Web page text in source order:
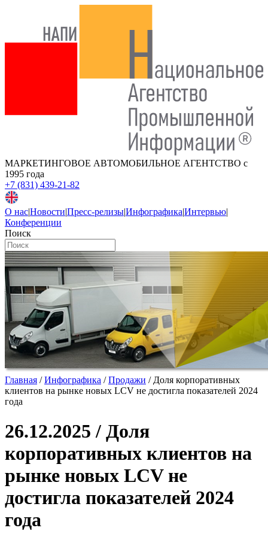
МАРКЕТИНГОВОЕ АВТОМОБИЛЬНОЕ АГЕНТСТВО с
1995 года
+7 (831) 439-21-82
О нас|Новости|Пресс-релизы|Инфографика|Интервью|
Конференции
Поиск
Главная /Инфографика /Продажи / Доля корпоративных
клиентов на рынке новых LCV не достигла показателей 2024
года
26.12.2025 / Доля
корпоративных клиентов на
рынке новых LCV не
достигла показателей 2024
года